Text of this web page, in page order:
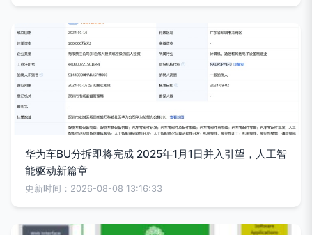
华为车BU分拆即将完成 2025年1月1日并入引望，人工智
能驱动新篇章
更新时间：2026-08-08 13:16:33